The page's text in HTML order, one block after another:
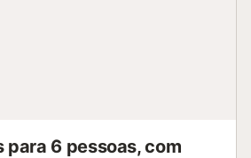
para 6 pessoas, com